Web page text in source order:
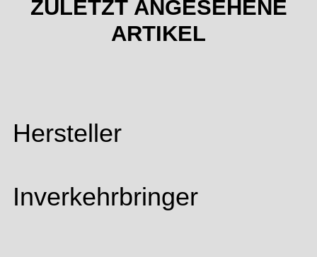
ZULETZT ANGESEHENE
ARTIKEL
Hersteller
Inverkehrbringer